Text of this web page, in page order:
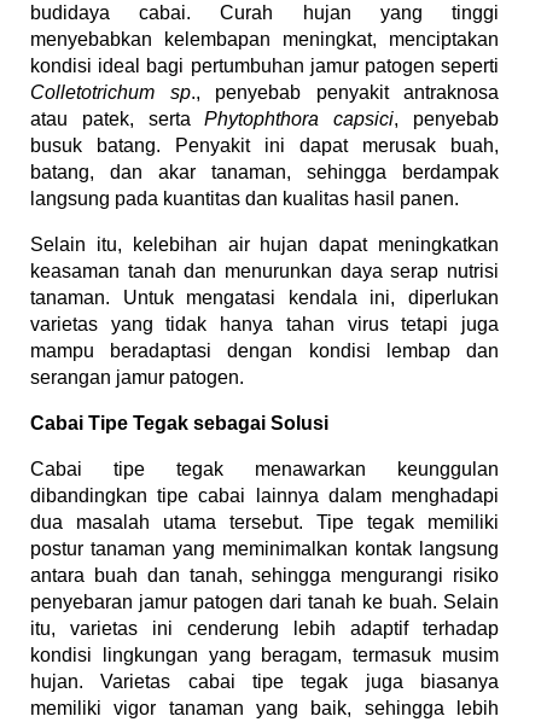
budidaya cabai. Curah hujan yang tinggi
menyebabkan kelembapan meningkat, menciptakan
kondisi ideal bagi pertumbuhan jamur patogen seperti
Colletotrichum sp., penyebab penyakit antraknosa
atau patek, sertaPhytophthora capsici, penyebab
busuk batang. Penyakit ini dapat merusak buah,
batang, dan akar tanaman, sehingga berdampak
langsung pada kuantitas dan kualitas hasil panen.
Selain itu, kelebihan air hujan dapat meningkatkan
keasaman tanah dan menurunkan daya serap nutrisi
tanaman. Untuk mengatasi kendala ini, diperlukan
varietas yang tidak hanya tahan virus tetapi juga
mampu beradaptasi dengan kondisi lembap dan
serangan jamur patogen.
Cabai Tipe Tegak sebagai Solusi
Cabai tipe tegak menawarkan keunggulan
dibandingkan tipe cabai lainnya dalam menghadapi
dua masalah utama tersebut. Tipe tegak memiliki
postur tanaman yang meminimalkan kontak langsung
antara buah dan tanah, sehingga mengurangi risiko
penyebaran jamur patogen dari tanah ke buah. Selain
itu, varietas ini cenderung lebih adaptif terhadap
kondisi lingkungan yang beragam, termasuk musim
hujan. Varietas cabai tipe tegak juga biasanya
memiliki vigor tanaman yang baik, sehingga lebih